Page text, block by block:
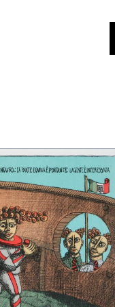
DIDATTICA
SHOP
LE COLLEZIONI
GLI AUTORI
LORENZO VIANI
MOSTRE
EVENTI
PALAZZO DELLE MUSE